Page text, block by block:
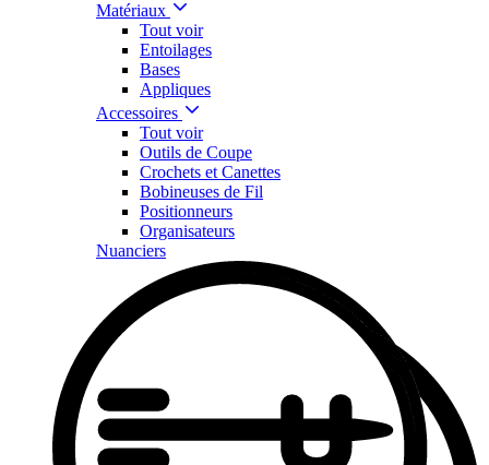
Matériaux
Tout voir
Entoilages
Bases
Appliques
Accessoires
Tout voir
Outils de Coupe
Crochets et Canettes
Bobineuses de Fil
Positionneurs
Organisateurs
Nuanciers